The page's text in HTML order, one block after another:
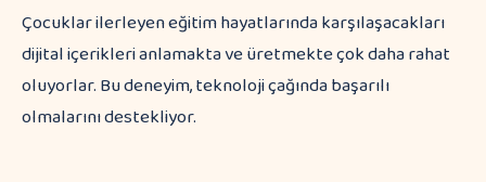
Çocuklar ilerleyen eğitim hayatlarında karşılaşacakları
dijital içerikleri anlamakta ve üretmekte çok daha rahat
oluyorlar. Bu deneyim, teknoloji çağında başarılı
olmalarını destekliyor.